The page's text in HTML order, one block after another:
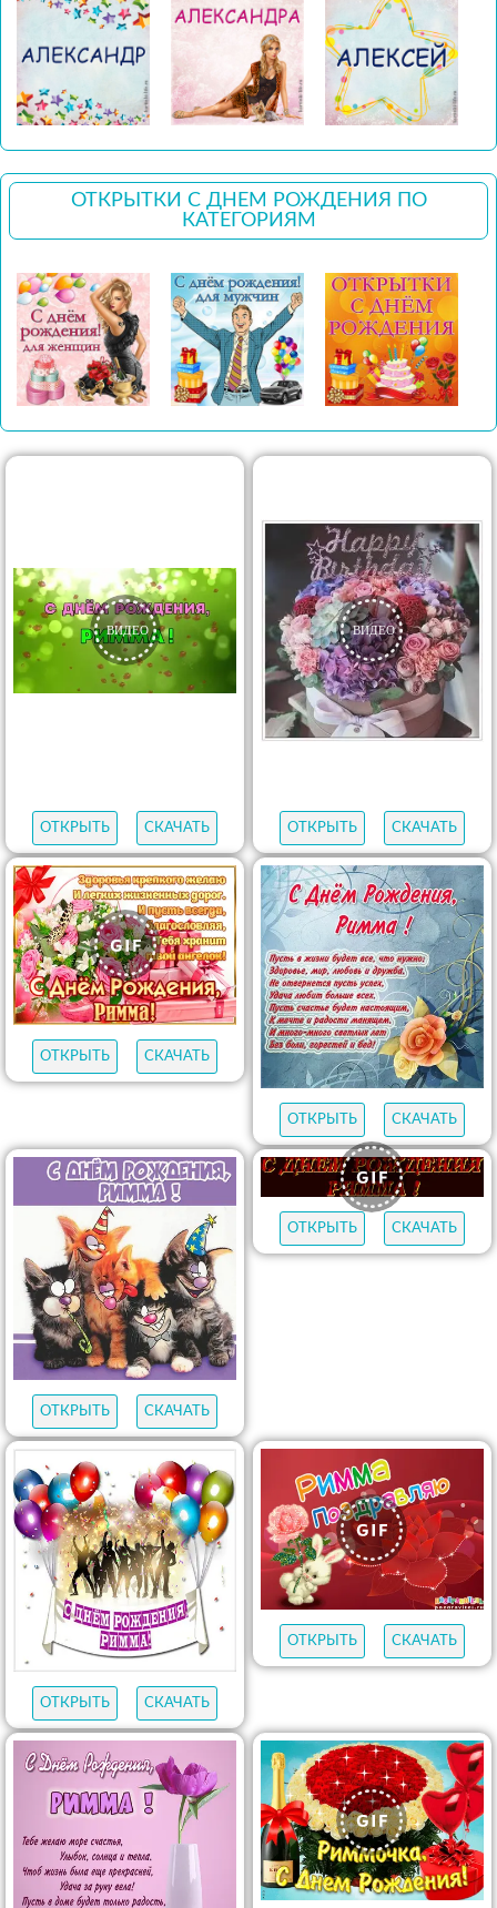
ОТКРЫТКИ С ДНЕМ РОЖДЕНИЯ ПО
КАТЕГОРИЯМ
ОТКРЫТЬ СКАЧАТЬ ОТКРЫТЬ СКАЧАТЬ
ОТКРЫТЬ СКАЧАТЬ
ОТКРЫТЬ СКАЧАТЬ
ОТКРЫТЬ СКАЧАТЬ
ОТКРЫТЬ СКАЧАТЬ
ОТКРЫТЬ СКАЧАТЬ
ОТКРЫТЬ СКАЧАТЬ